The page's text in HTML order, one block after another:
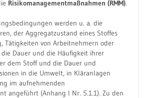
Risikomanagementmaßnahmen (RMM).
werden u. a. die
der Aggregatzustand eines Stoffes
Tätigkeiten von Arbeitnehmern oder
Dauer und die Häufigkeit ihrer
dem Stoff und die Dauer und
in die Umwelt, in Kläranlagen
im aufnehmenden
angeführt (Anhang I Nr. 5.1.1). Zu den